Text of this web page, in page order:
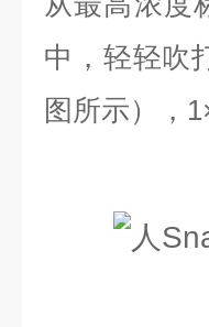
中，轻轻吹
图所示），